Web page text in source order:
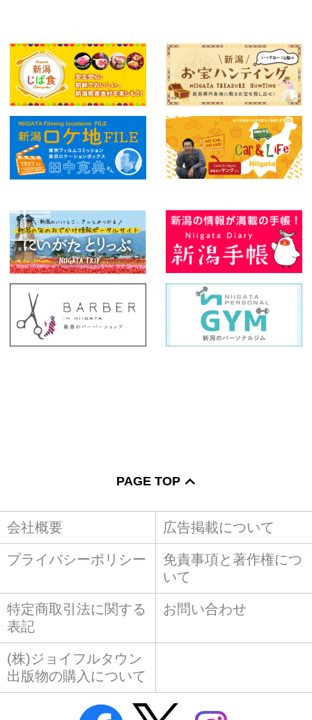
PAGE TOP
会社概要 広告掲載について
プライバシーポリシー
免責事項と著作権につ
いて
特定商取引法に関する
表記
お問い合わせ
(株)ジョイフルタウン
出版物の購入について